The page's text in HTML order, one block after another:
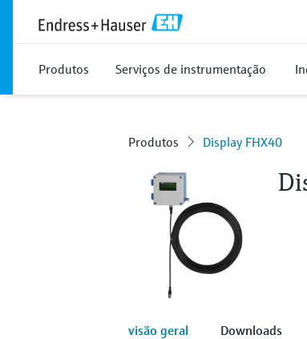
Produtos Serviços de instrumentação
Produtos Display FHX40
visão geral Downloads